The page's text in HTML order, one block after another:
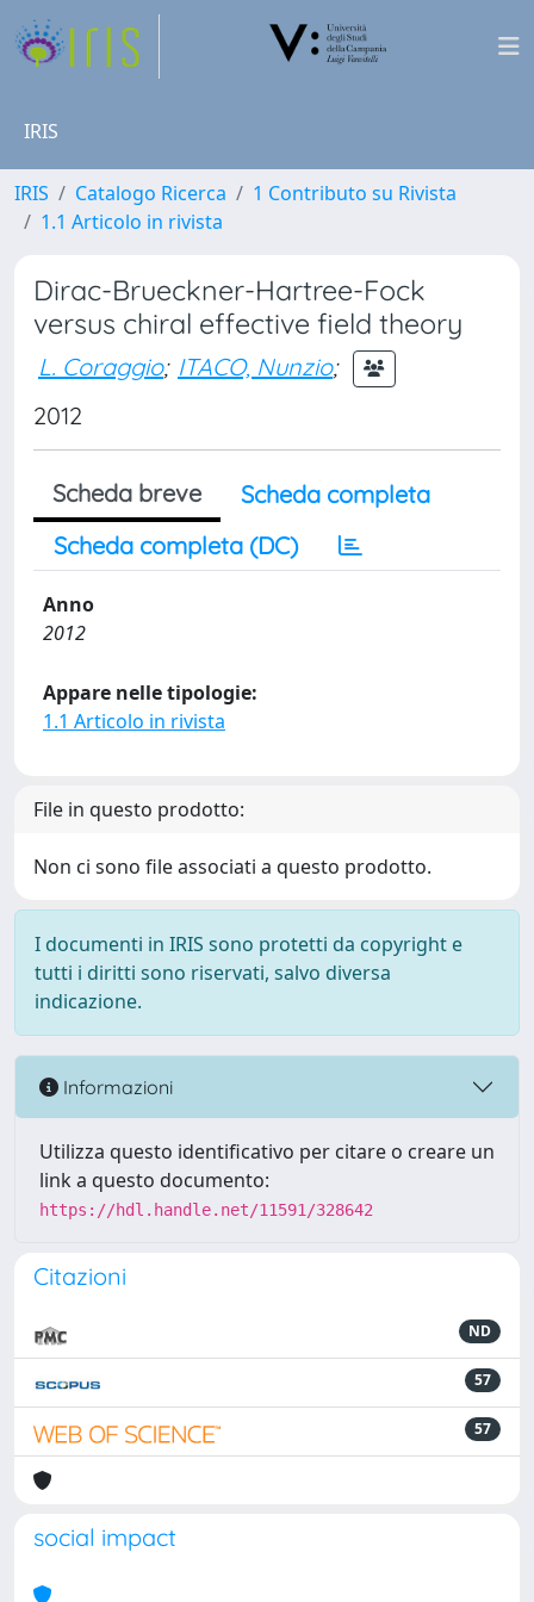
IRIS
IRIS Catalogo Ricerca
1 Contributo su Rivista
1.1 Articolo in rivista
Dirac-Brueckner-Hartree-Fock
versus chiral effective field theory
L. Coraggio; ITACO, Nunzio;
2012
Scheda breve
Scheda completa
Scheda completa (DC)
Anno
2012
Appare nelle tipologie:
1.1 Articolo in rivista
File in questo prodotto:
Non ci sono file associati a questo prodotto.
I documenti in IRIS sono protetti da copyright e
tutti i diritti sono riservati, salvo diversa
indicazione.
Informazioni
Utilizza questo identificativo per citare o creare un
link a questo documento:
https://hdl.handle.net/11591/328642
Citazioni
ND
57
57
social impact